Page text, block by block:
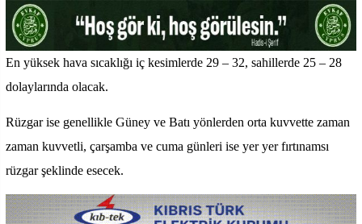
En yüksek hava sıcaklığı iç kesimlerde 29 – 32, sahillerde 25 – 28
dolaylarında olacak.
Rüzgar ise genellikle Güney ve Batı yönlerden orta kuvvette zaman
zaman kuvvetli, çarşamba ve cuma günleri ise yer yer fırtınamsı
rüzgar şeklinde esecek.